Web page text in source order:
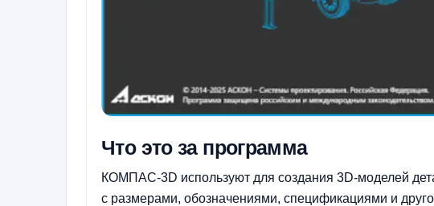
Что это за программа
КОМПАС-3D используют для создания 3D-моделей
с размерами, обозначениями, спецификациями и